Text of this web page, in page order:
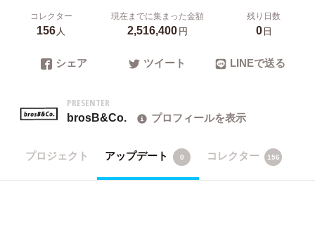
コレクター
156人
現在までに集まった金額
2,516,400円
残り日数
0日
シェア ツイート LINEで送る
PRESENTER
brosB&Co. プロフィールを表示
プロジェクト アップデート 0 コレクター 156